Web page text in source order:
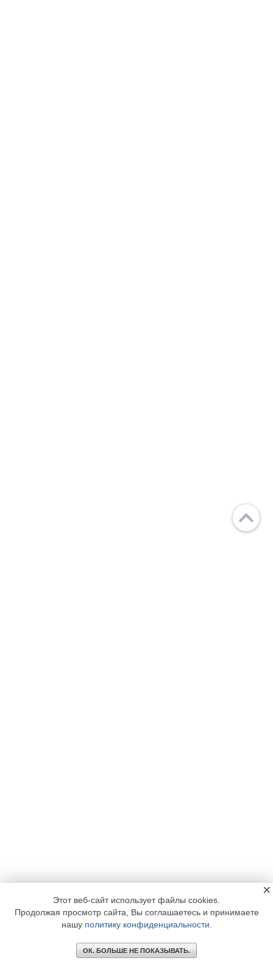
Этот веб-сайт использует файлы cookies.
Продолжая просмотр сайта, Вы соглашаетесь и принимаете
нашу политику конфиденциальности
ОК. БОЛЬШЕ НЕ ПОКАЗЫВАТЬ.
×